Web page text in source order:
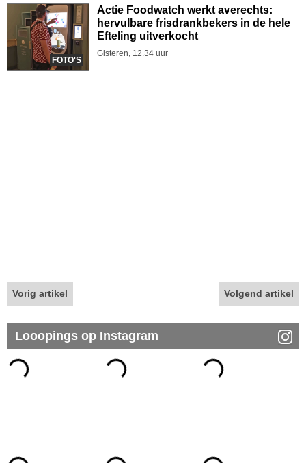
FOTO'S
Actie Foodwatch werkt averechts:
hervulbare frisdrankbekers in de hele
Efteling uitverkocht
Gisteren, 12.34 uur
Vorig artikel Volgend artikel
Looopings op Instagram